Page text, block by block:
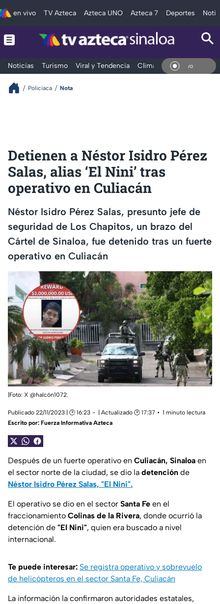
en vivo TV Azteca Azteca UNO Azteca 7 Deportes
Noticias Turismo Viral y Tendencia Clima Deportes
En Vivo
Policiaca Nota
Detienen a Néstor Isidro Pérez
Salas, alias ‘El Nini’ tras
operativo en Culiacán
Néstor Isidro Pérez Salas, presunto jefe de
seguridad de Los Chapitos, un brazo del
Cártel de Sinaloa, fue detenido tras un fuerte
operativo en Culiacán
|Foto: X @halcón1072.
Publicado 22/11/2023 | 🕑 16:23 | Actualizado 🕑 17:37
1 minuto lectura
Escrito por: Fuerza Informativa Azteca
Después de un fuerte operativo en Culiacán, Sinaloa en
el sector norte de la ciudad, se dio la detención de
Néstor Isidro Pérez Salas, "El Nini".
El operativo se dio en el sector Santa Fe en el
fraccionamiento Colinas de la Rivera, donde ocurrió la
detención de "El Nini", quien era buscado a nivel
internacional.
Te puede interesar: Se registra operativo y sobrevuelo
de helicópteros en el sector Santa Fe, Culiacán
La información la confirmaron autoridades estatales,